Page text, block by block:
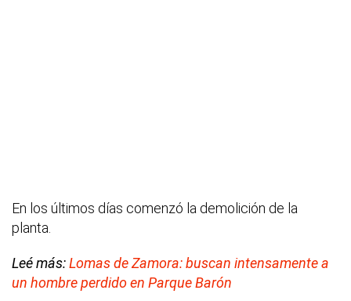
En los últimos días comenzó la demolición de la
planta.
Leé más:Lomas de Zamora: buscan intensamente a
un hombre perdido en Parque Barón